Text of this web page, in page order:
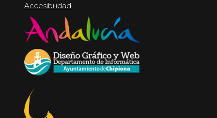
Accesibilidad